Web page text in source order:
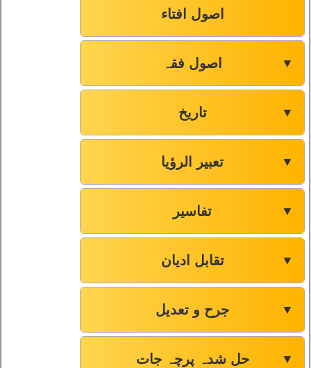
اصول افتاء
اصول فقہ ▼
تاریخ ▼
تعبیر الرؤیا ▼
تفاسیر ▼
تقابل ادیان ▼
جرح و تعدیل ▼
حل شدہ پرچہ جات ▼